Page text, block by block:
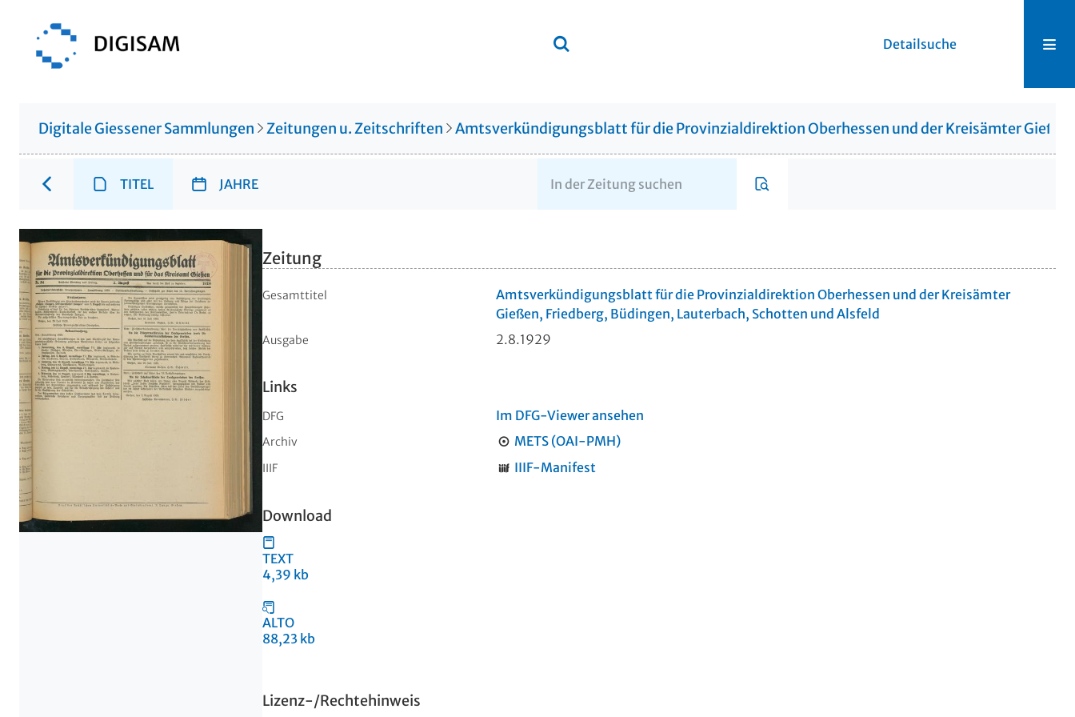
Detailsuche
Digitale Giessener Sammlungen Zeitungen u. Zeitschriften Amtsverkündigungsblatt für die Provinzialdirektion Oberhessen und der Kreisämter
TITEL JAHRE
Zeitung
Gesamttitel
Amtsverkündigungsblatt für die Provinzialdirektion Oberhessen und der Kreisämter
Gießen, Friedberg, Büdingen, Lauterbach, Schotten und Alsfeld
Ausgabe 2.8.1929
Links
DFG Im DFG-Viewer ansehen
Archiv METS (OAI-PMH)
IIIF IIIF-Manifest
Download
TEXT
4,39 kb
ALTO
88,23 kb
Lizenz-/Rechtehinweis